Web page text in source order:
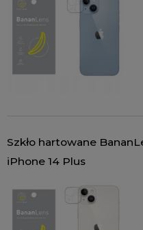
Szkło hartowane
iPhone 14 Plus